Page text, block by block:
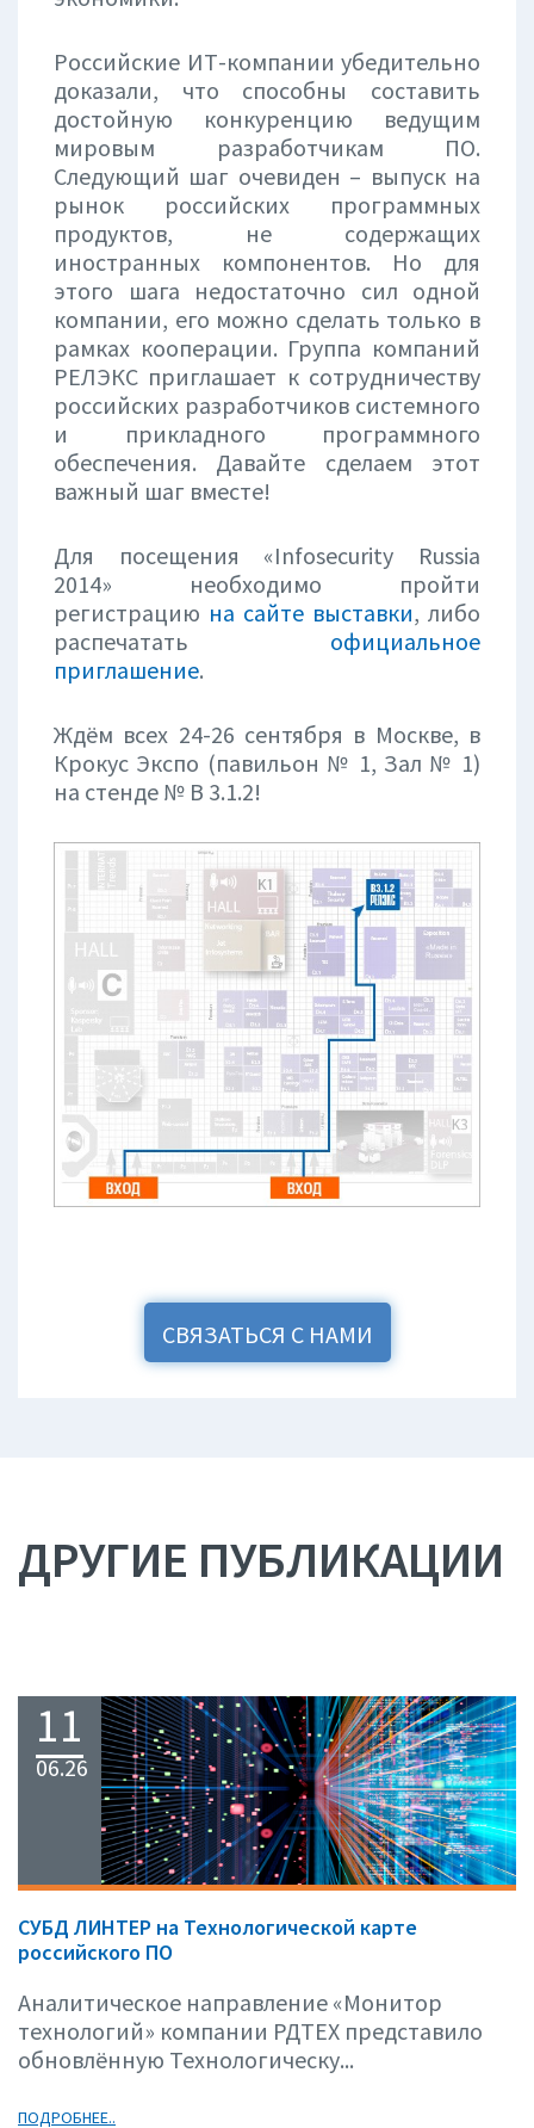
Российские ИТ-компании убедительно
доказали, что способны составить
достойную конкуренцию ведущим
мировым разработчикам ПО.
Следующий шаг очевиден – выпуск на
рынок российских программных
продуктов, не содержащих
иностранных компонентов. Но для
этого шага недостаточно сил одной
компании, его можно сделать только в
рамках кооперации. Группа компаний
РЕЛЭКС приглашает к сотрудничеству
российских разработчиков системного
и прикладного программного
обеспечения. Давайте сделаем этот
важный шаг вместе!
Для посещения «Infosecurity Russia
2014» необходимо пройти
регистрацию на сайте выставки, либо
распечатать официальное
приглашение.
Ждём всех 24-26 сентября в Москве, в
Крокус Экспо (павильон № 1, Зал № 1)
на стенде № В 3.1.2!
СВЯЗАТЬСЯ С НАМИ
ДРУГИЕ ПУБЛИКАЦИИ
11
06.26
СУБД ЛИНТЕР на Технологической карте
российского ПО
Аналитическое направление «Монитор
технологий» компании РДТЕХ представило
обновлённую Технологическу...
ПОДРОБНЕЕ..